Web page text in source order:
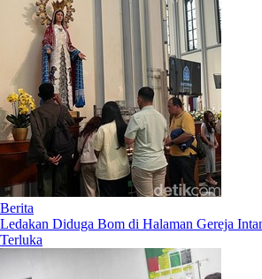
Berita
Ledakan Diduga Bom di Halaman Gereja
Terluka